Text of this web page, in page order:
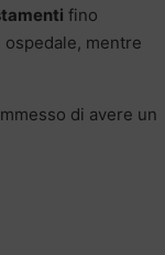
fino
mentre
di avere un